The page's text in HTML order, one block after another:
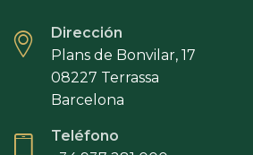
Dirección
Plans de Bonvilar, 17
08227 Terrassa
Barcelona
Teléfono